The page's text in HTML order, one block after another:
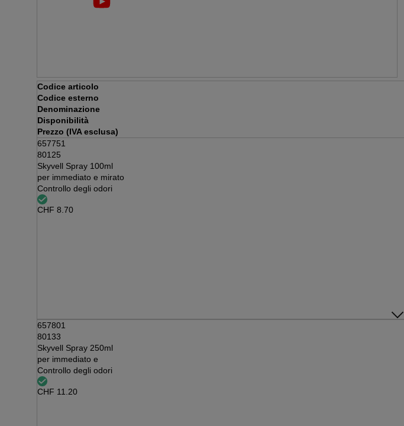
Codice articolo
Codice esterno
Denominazione
Disponibilità
Prezzo (IVA esclusa)
657751
80125
Skyvell Spray 100ml
per immediato e mirato
Controllo degli odori
CHF 8.70
657801
80133
Skyvell Spray 250ml
per immediato e
Controllo degli odori
CHF 11.20